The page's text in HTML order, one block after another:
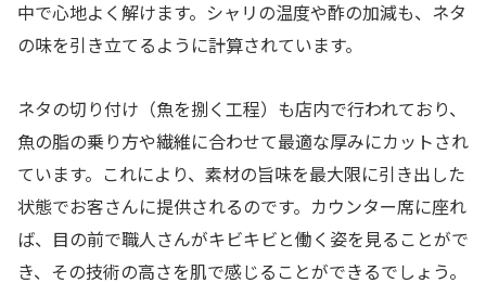
中で心地よく解けます。シャリの温度や酢の加減も、ネタ
の味を引き立てるように計算されています。
ネタの切り付け（魚を捌く工程）も店内で行われており、
魚の脂の乗り方や繊維に合わせて最適な厚みにカットされ
ています。これにより、素材の旨味を最大限に引き出した
状態でお客さんに提供されるのです。カウンター席に座れ
ば、目の前で職人さんがキビキビと働く姿を見ることがで
き、その技術の高さを肌で感じることができるでしょう。